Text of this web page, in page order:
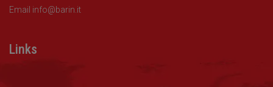
Email info@barin.it
Links